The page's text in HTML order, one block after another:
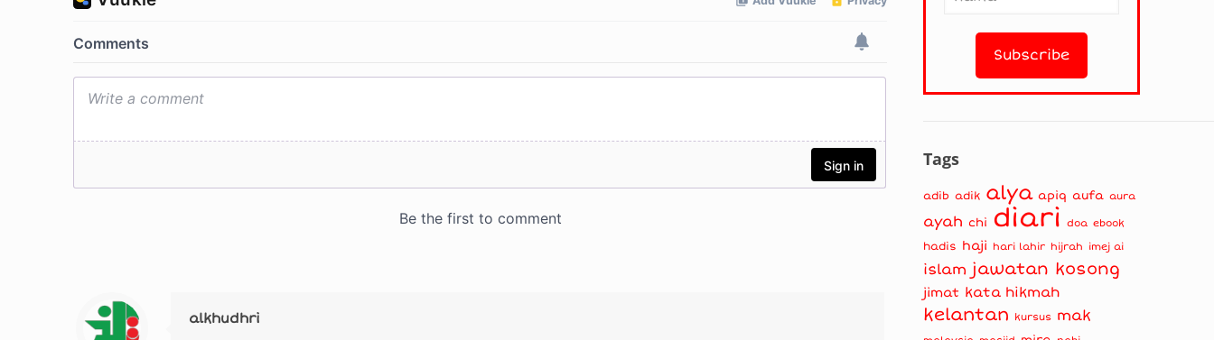
alkhudhri
Tags
adib adik alya apiq aufa aura
ayah chi diari doa ebook
hadis haji hari lahir hijrah imej ai
islam jawatan kosong
jimat kata hikmah
kelantan kursus mak